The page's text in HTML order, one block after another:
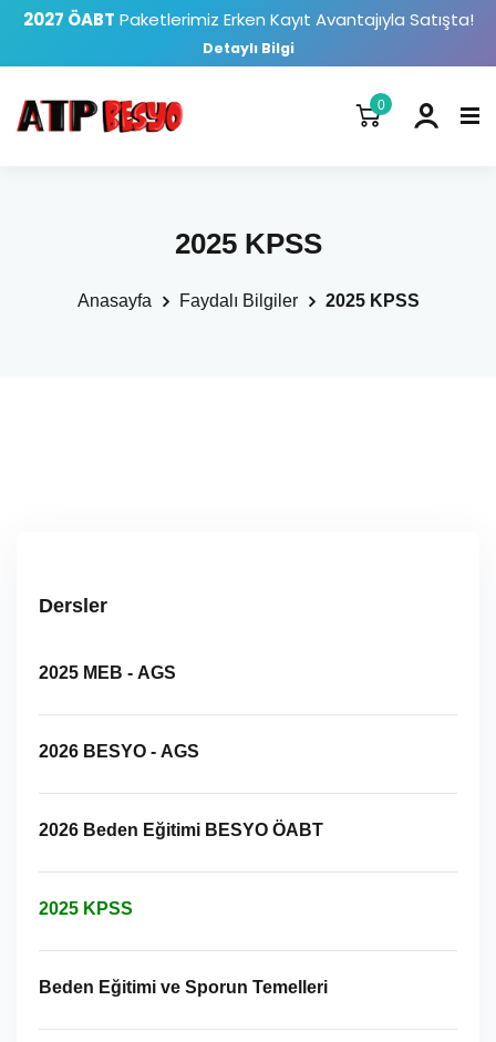
2027 ÖABT Paketlerimiz Erken Kayıt Avantajıyla Satışta!
Detaylı Bilgi
0
2025 KPSS
Anasayfa Faydalı Bilgiler 2025 KPSS
Dersler
2025 MEB - AGS
2026 BESYO - AGS
2026 Beden Eğitimi BESYO ÖABT
2025 KPSS
Beden Eğitimi ve Sporun Temelleri